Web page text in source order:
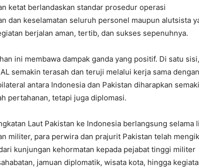
ketat berlandaskan standar prosedur operasi
dan keselamatan seluruh personel maupun alutsista
berjalan aman, tertib, dan sukses sepenuhnya.
ini membawa dampak ganda yang positif. Di satu sisi,
semakin terasah dan teruji melalui kerja sama dengan
antara Indonesia dan Pakistan diharapkan
pertahanan, tetapi juga diplomasi.
Laut Pakistan ke Indonesia berlangsung selama
militer, para perwira dan prajurit Pakistan telah
kunjungan kehormatan kepada pejabat tinggi militer
jamuan diplomatik, wisata kota, hingga